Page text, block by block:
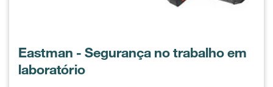
Eastman - Segurança no trabalho em
laboratório